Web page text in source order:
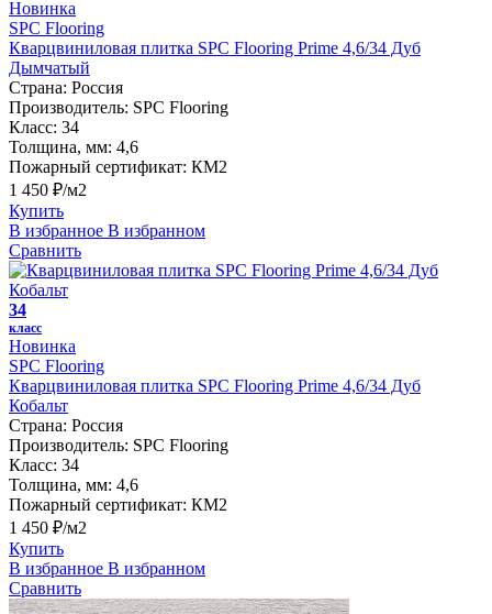
Новинка
SPC Flooring
Кварцвиниловая плитка SPC Flooring Prime 4,6/34 Дуб
Дымчатый
Страна: Россия
Производитель: SPC Flooring
Класс: 34
Толщина, мм: 4,6
Пожарный сертификат: КМ2
1 450 ₽/м2
Купить
В избранное В избранном
Сравнить
34
класс
Новинка
SPC Flooring
Кварцвиниловая плитка SPC Flooring Prime 4,6/34 Дуб
Кобальт
Страна: Россия
Производитель: SPC Flooring
Класс: 34
Толщина, мм: 4,6
Пожарный сертификат: КМ2
1 450 ₽/м2
Купить
В избранное В избранном
Сравнить